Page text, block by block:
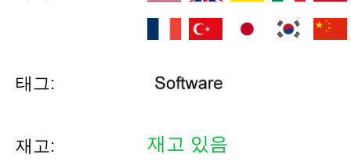
태그:
재고: 재고 있음